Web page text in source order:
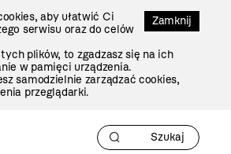
Zamknij
aby ułatwić Ci
serwisu oraz do celów
plików, to zgadzasz się na ich
w pamięci urządzenia.
samodzielnie zarządzać cookies,
przeglądarki.